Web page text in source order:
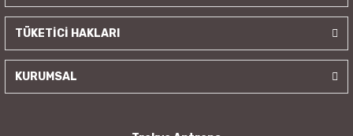
TÜKETİCİ HAKLARI
KURUMSAL